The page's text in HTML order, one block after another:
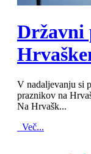
Državni
V nadaljevanju si
praznikov na
Na Hrvašk...
Več...